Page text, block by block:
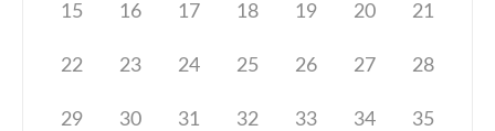
15 16 17 18 19 20 21
22 23 24 25 26 27 28
29 30 31 32 33 34 35